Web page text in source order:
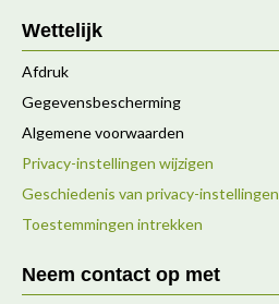
Wettelijk
Afdruk
Gegevensbescherming
Algemene voorwaarden
Privacy-instellingen wijzigen
Geschiedenis van privacy-instellingen
Toestemmingen intrekken
Neem contact op met